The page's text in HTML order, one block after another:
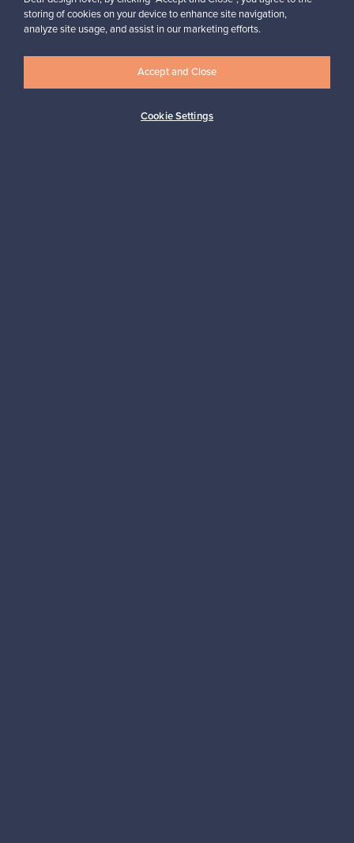
Aitoa designia Turvalliset maksut
Ostajan turva Asiakaspalvelun tuki
storing of cookies on your device to enhance site navigation,
analyze site usage, and assist in our marketing efforts.
Cookie Settings
Accept and Close